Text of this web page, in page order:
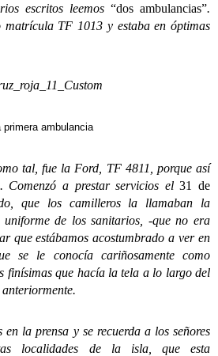
escritos leemos “dos ambulancias”.
matrícula TF 1013 y estaba en óptimas
primera ambulancia
tal, fue la Ford, TF 4811, porque así
Comenzó a prestar servicios el31 de
que los camilleros la llamaban la
uniforme de los sanitarios, -que no era
que estábamos acostumbrado a ver en
se le conocía cariñosamente como
finísimas que hacía la tela a lo largo del
prensa y se recuerda a los señores
localidades de la isla, que esta